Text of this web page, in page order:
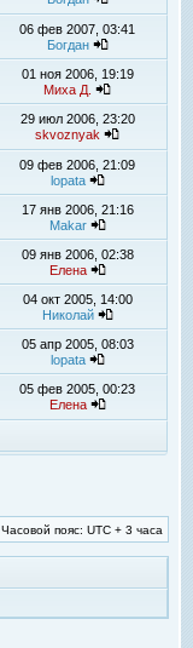
06 фев 2007, 03:41
Богдан
01 ноя 2006, 19:19
Миха Д.
29 июл 2006, 23:20
skvoznyak
09 фев 2006, 21:09
lopata
17 янв 2006, 21:16
Makar
09 янв 2006, 02:38
Елена
04 окт 2005, 14:00
Николай
05 апр 2005, 08:03
lopata
05 фев 2005, 00:23
Елена
Часовой пояс: UTC + 3 часа